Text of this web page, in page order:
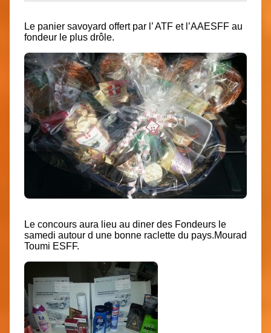
Le panier savoyard offert par l’ ATF et l’AAESFF au
fondeur le plus drôle.
Le concours aura lieu au diner des Fondeurs le
samedi autour d une bonne raclette du pays.Mourad
Toumi ESFF.